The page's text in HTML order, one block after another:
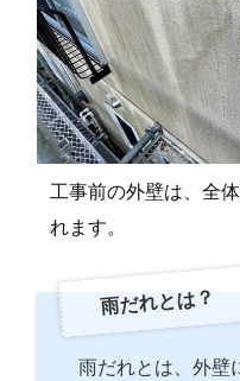
工事前の外壁は、全
れます。
雨だれとは？
雨だれとは、外壁